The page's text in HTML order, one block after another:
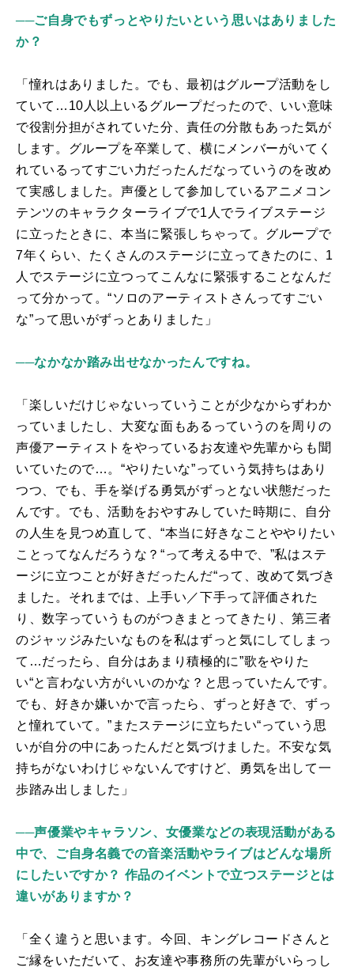
──ご自身でもずっとやりたいという思いはありました
か？
「憧れはありました。でも、最初はグループ活動をし
ていて… 10 人以上いるグループだったので、いい意味
で役割分担がされていた分、責任の分散もあった気が
します。グループを卒業して、横にメンバーがいてく
れているってすごい力だったんだなっていうのを改め
て実感しました。声優として参加しているアニメコン
テンツのキャラクターライブで1 人でライブステージ
に立ったときに、本当に緊張しちゃって。グループで
7年くらい、たくさんのステージに立ってきたのに、 1
人でステージに立つってこんなに緊張することなんだ
って分かって。“ソロのアーティストさんってすごい
な”って思いがずっとありました」
──なかなか踏み出せなかったんですね。
「楽しいだけじゃないっていうことが少なからずわか
っていましたし、大変な面もあるっていうのを周りの
声優アーティストをやっているお友達や先輩からも聞
いていたので…。“やりたいな”っていう気持ちはあり
つつ、でも、手を挙げる勇気がずっとない状態だった
んです。でも、活動をおやすみしていた時期に、自分
の人生を見つめ直して、“本当に好きなことややりたい
ことってなんだろうな？“って考える中で、”私はステ
ージに立つことが好きだったんだ“って、改めて気づき
ました。それまでは、上手い／下手って評価された
り、数字っていうものがつきまとってきたり、第三者
のジャッジみたいなものを私はずっと気にしてしまっ
て…だったら、自分はあまり積極的に”歌をやりた
い“と言わない方がいいのかな？と思っていたんです。
でも、好きか嫌いかで言ったら、ずっと好きで、ずっ
と憧れていて。”またステージに立ちたい“っていう思
いが自分の中にあったんだと気づけました。不安な気
持ちがないわけじゃないんですけど、勇気を出して一
歩踏み出しました」
──声優業やキャラソン、女優業などの表現活動がある
中で、ご自身名義での音楽活動やライブはどんな場所
にしたいですか？ 作品のイベントで立つステージとは
違いがありますか？
「全く違うと思います。今回、キングレコードさんと
ご縁をいただいて、お友達や事務所の先輩がいらっし